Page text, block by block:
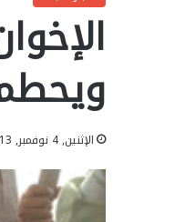
الإثنين, 4 نوفمبر, 2013 12:19 م